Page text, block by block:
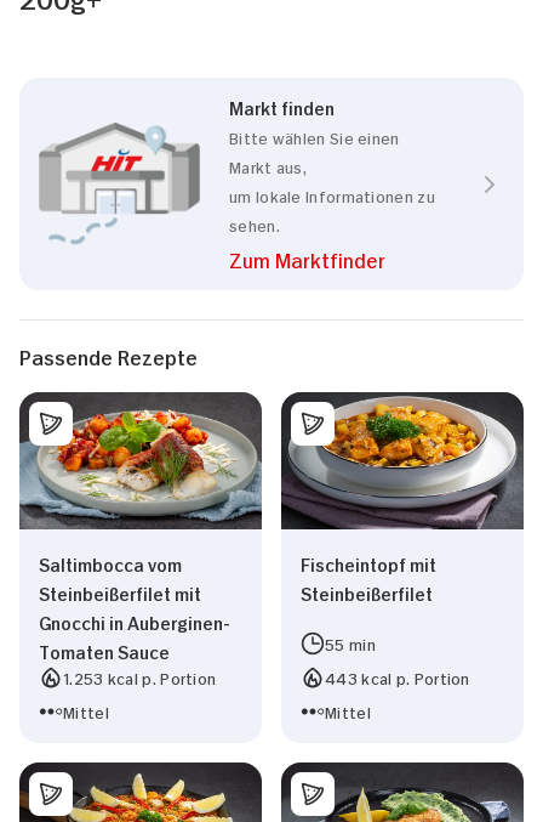
Markt finden
Bitte wählen Sie einen
Markt aus,
um lokale Informationen zu
sehen.
Zum Marktfinder
Passende Rezepte
Saltimbocca vom
Steinbeißerfilet mit
Gnocchi in Auberginen-
Tomaten Sauce
1.253 kcal p. Portion
Mittel
Fischeintopf mit
Steinbeißerfilet
55 min
443 kcal p. Portion
Mittel